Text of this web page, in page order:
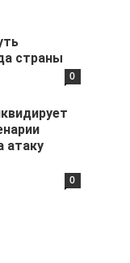
страны
0
атаку
0